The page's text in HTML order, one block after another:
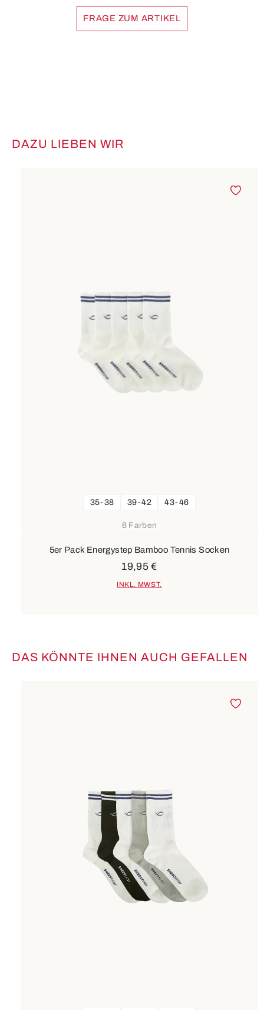
FRAGE ZUM ARTIKEL
Produktgalerie überspringen
DAZU LIEBEN WIR
6 Farben
35-38 39-42 43-46
5er Pack Energystep Bamboo Tennis Socken
19,95 €
INKL. MWST.
Produktgalerie überspringen
DAS KÖNNTE IHNEN AUCH GEFALLEN